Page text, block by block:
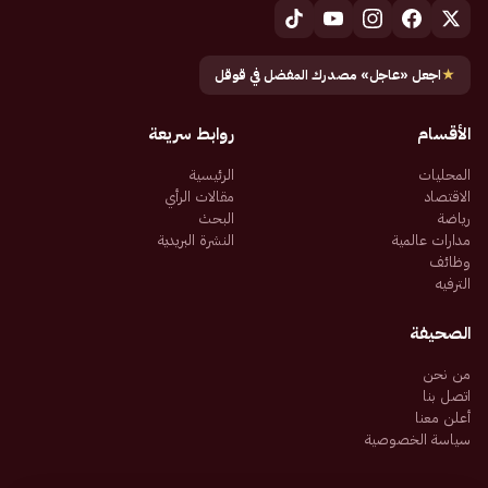
★اجعل «عاجل» مصدرك المفضل في قوقل
الأقسام
المحليات
الاقتصاد
رياضة
مدارات عالمية
وظائف
الترفيه
روابط سريعة
الرئيسية
مقالات الرأي
البحث
النشرة البريدية
الصحيفة
من نحن
اتصل بنا
أعلن معنا
سياسة الخصوصية